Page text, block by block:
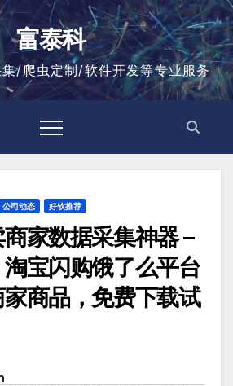
富泰科
/爬虫定制/软件开发等专业服务
公司动态 好软推荐
家数据采集神器 –
宝闪购饿了么平台
商品，免费下载试